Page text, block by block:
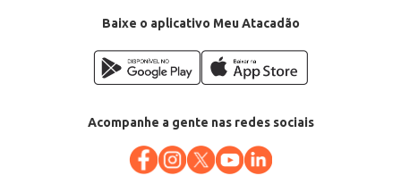
Baixe o aplicativo Meu Atacadão
Acompanhe a gente nas redes sociais